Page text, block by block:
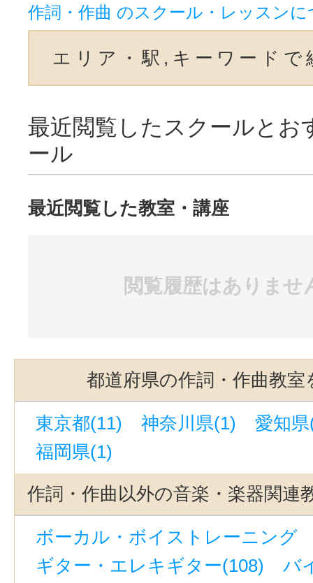
作詞・作曲 のスクール・レッスン
エリア・駅,キーワードで
最近閲覧したスクールとお
ール
最近閲覧した教室・講座
閲覧履歴はありませ
都道府県の作詞・作曲教室
東京都(11) 神奈川県(1)
愛知
福岡県(1)
作詞・作曲以外の音楽・楽器関連
ボーカル・ボイストレーニング
ギター・エレキギター(108)
バ